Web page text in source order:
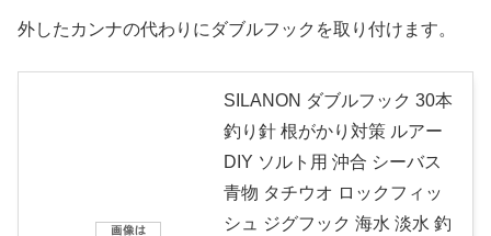
外したカンナの代わりにダブルフックを取り付けます。
SILANON ダブルフック 30本
釣り針 根がかり対策 ルアー
DIY ソルト用 沖合 シーバス
青物 タチウオ ロックフィッ
シュ ジグフック 海水 淡水 釣